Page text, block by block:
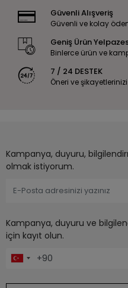
Güvenli Alışveriş
Güvenli ve kolay
Geniş Ürün
Binlerce ürün ve
7 / 24 DESTEK
Öneri ve
Kampanya, duyuru,
olmak istiyorum.
Kampanya, duyuru ve
için kayıt olun.